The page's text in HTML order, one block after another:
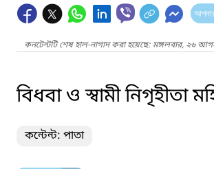
কনটেন্টটি শেষ হাল-নাগাদ করা হয়েছে: মঙ্গলবার, ২৬
বিধবা ও স্বামী নিগৃহীতা
কন্টেন্ট: পাতা